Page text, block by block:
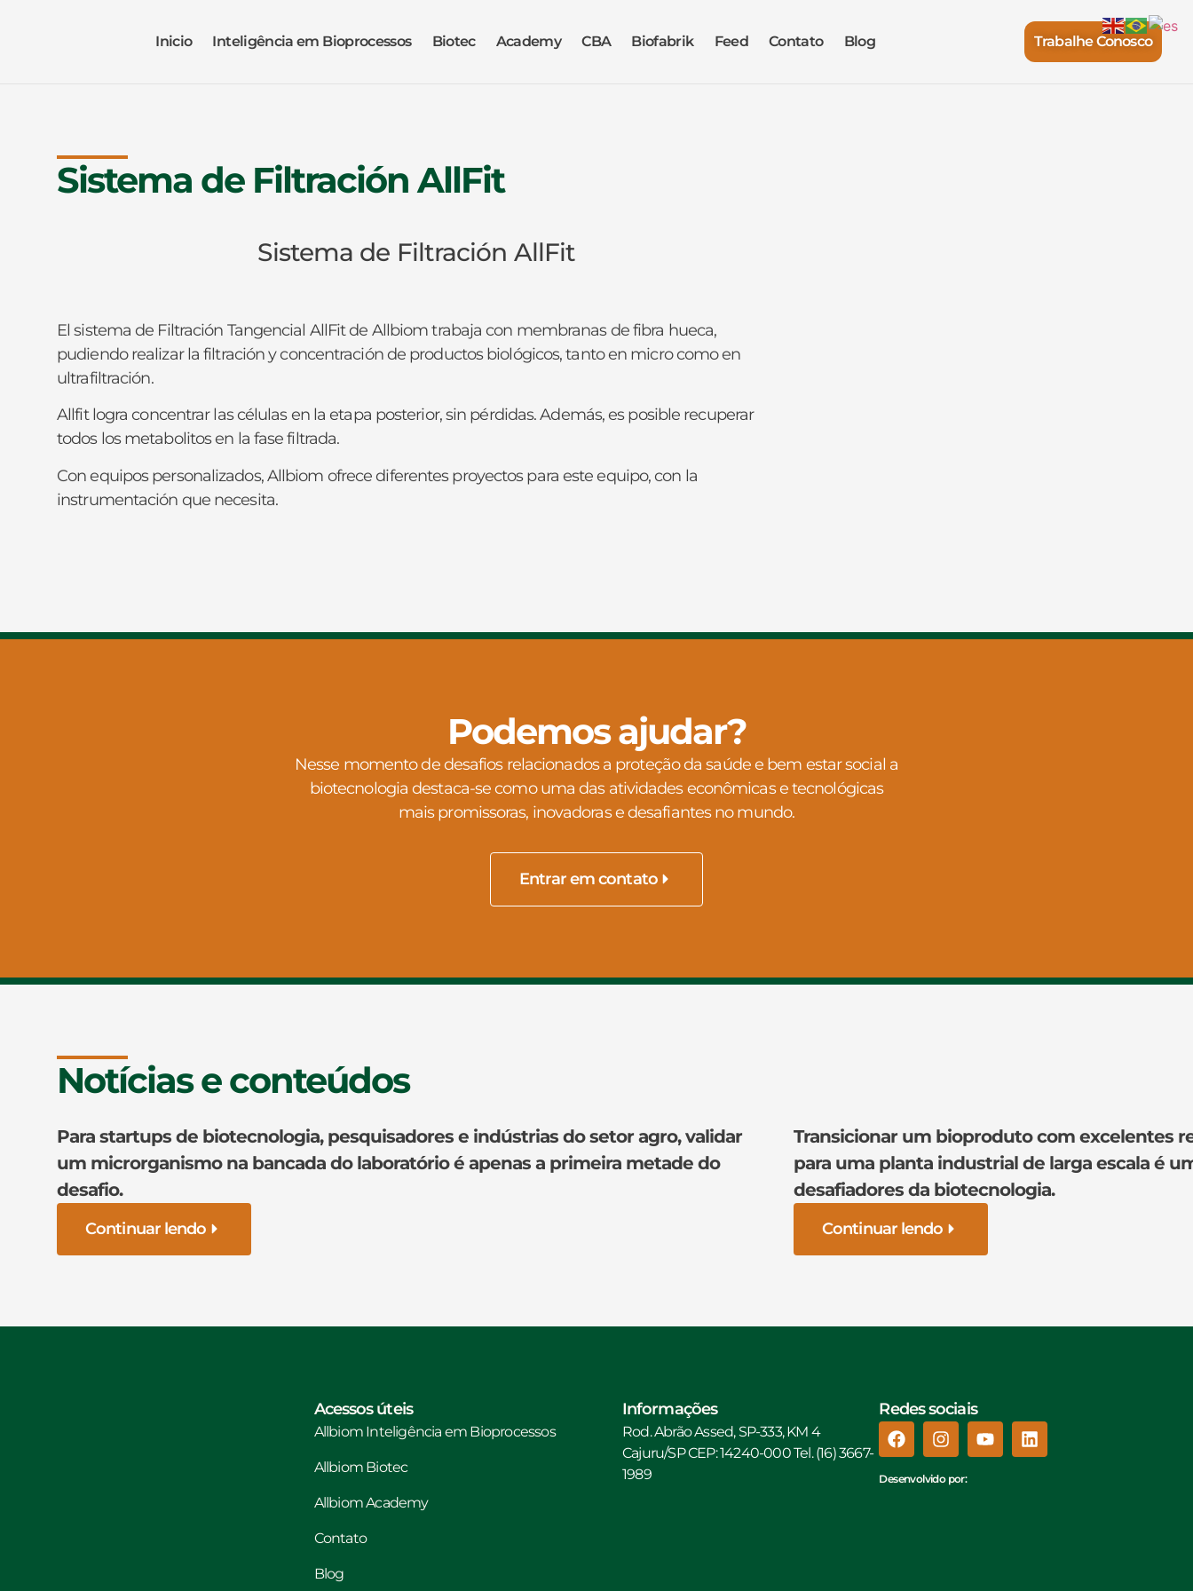
Inicio Inteligência em Bioprocessos Biotec Academy CBA Biofabrik Feed Contato Blog Trabalhe Conosco
Sistema de Filtración AllFit
Sistema de Filtración AllFit
El sistema de Filtración Tangencial AllFit de Allbiom trabaja con membranas de fibra hueca,
pudiendo realizar la filtración y concentración de productos biológicos, tanto en micro como en
ultrafiltración.
Allfit logra concentrar las células en la etapa posterior, sin pérdidas. Además, es posible recuperar
todos los metabolitos en la fase filtrada.
Con equipos personalizados, Allbiom ofrece diferentes proyectos para este equipo, con la
instrumentación que necesita.
Podemos ajudar?
Nesse momento de desafios relacionados a proteção da saúde e bem estar social a
biotecnologia destaca-se como uma das atividades econômicas e tecnológicas
mais promissoras, inovadoras e desafiantes no mundo.
Entrar em contato
Notícias e conteúdos
Para startups de biotecnologia, pesquisadores e indústrias do setor agro, validar
um microrganismo na bancada do laboratório é apenas a primeira metade do
desafio.
Continuar lendo
Transicionar um bioproduto com excelentes
para uma planta industrial de larga escala é
desafiadores da biotecnologia.
Continuar lendo
Acessos úteis
Allbiom Inteligência em Bioprocessos
Allbiom Biotec
Allbiom Academy
Contato
Blog
Informações
Rod. Abrão Assed, SP-333, KM 4
Cajuru/SP CEP: 14240-000 Tel. (16) 3667-
1989
Redes sociais
Desenvolvido por: